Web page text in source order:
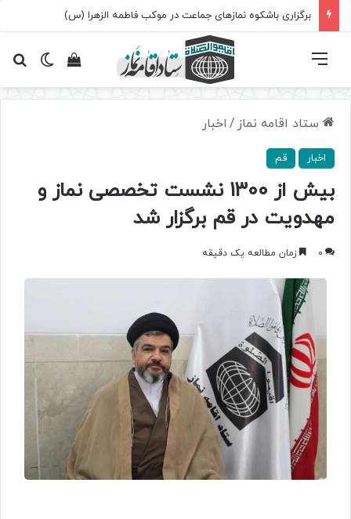
برگزاری باشکوه نمازهای جماعت در موکب فاطمه الزهرا (س)
تغییرمشاهده فهرست
ستاد اقامه نماز / اخبار
اخبار قم
بیش از 1300 نشست تخصصی نماز و
مهدویت در قم برگزار شد
0 زمان مطالعه یک دقیقه